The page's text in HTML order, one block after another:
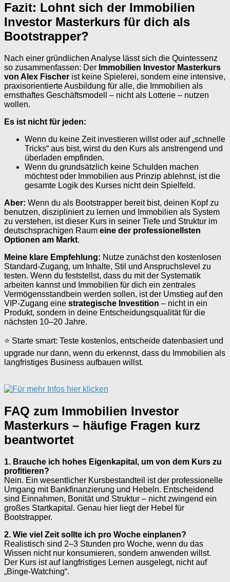
Fazit: Lohnt sich der Immobilien
Investor Masterkurs für dich als
Bootstrapper?
Nach einer gründlichen Analyse lässt sich die Quintessenz
so zusammenfassen: Der Immobilien Investor Masterkurs
von Alex Fischer ist keine Spielerei, sondern eine intensive,
praxisorientierte Ausbildung für alle, die Immobilien als
ernsthaftes Geschäftsmodell – nicht als Lotterie – nutzen
wollen.
Es ist nicht für jeden:
Wenn du keine Zeit investieren willst oder auf „schnelle
Tricks“ aus bist, wirst du den Kurs als anstrengend und
überladen empfinden.
Wenn du grundsätzlich keine Schulden machen
möchtest oder Immobilien aus Prinzip ablehnst, ist die
gesamte Logik des Kurses nicht dein Spielfeld.
Aber: Wenn du als Bootstrapper bereit bist, deinen Kopf zu
benutzen, diszipliniert zu lernen und Immobilien als System
zu verstehen, ist dieser Kurs in seiner Tiefe und Struktur im
deutschsprachigen Raum eine der professionellsten
Optionen am Markt.
Meine klare Empfehlung: Nutze zunächst den kostenlosen
Standard-Zugang, um Inhalte, Stil und Anspruchslevel zu
testen. Wenn du feststellst, dass du mit der Systematik
arbeiten kannst und Immobilien für dich ein zentrales
Vermögensstandbein werden sollen, ist der Umstieg auf den
VIP-Zugang eine strategische Investition – nicht in ein
Produkt, sondern in deine Entscheidungsqualität für die
nächsten 10–20 Jahre.
⭐ Starte smart: Teste kostenlos, entscheide datenbasiert und
upgrade nur dann, wenn du erkennst, dass du Immobilien als
langfristiges Business aufbauen willst.
FAQ zum Immobilien Investor
Masterkurs – häufige Fragen kurz
beantwortet
1. Brauche ich hohes Eigenkapital, um von dem Kurs zu
profitieren?
Nein. Ein wesentlicher Kursbestandteil ist der professionelle
Umgang mit Bankfinanzierung und Hebeln. Entscheidend
sind Einnahmen, Bonität und Struktur – nicht zwingend ein
großes Startkapital. Genau hier liegt der Hebel für
Bootstrapper.
2. Wie viel Zeit sollte ich pro Woche einplanen?
Realistisch sind 2–3 Stunden pro Woche, wenn du das
Wissen nicht nur konsumieren, sondern anwenden willst.
Der Kurs ist auf langfristiges Lernen ausgelegt, nicht auf
„Binge-Watching“.